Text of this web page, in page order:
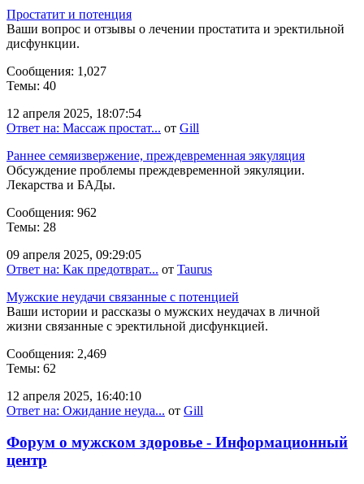
Простатит и потенция
Ваши вопрос и отзывы о лечении простатита и эректильной
дисфункции.
Сообщения: 1,027
Темы: 40
12 апреля 2025, 18:07:54
Ответ на: Массаж простат... от Gill
Раннее семяизвержение, преждевременная эякуляция
Обсуждение проблемы преждевременной эякуляции.
Лекарства и БАДы.
Сообщения: 962
Темы: 28
09 апреля 2025, 09:29:05
Ответ на: Как предотврат... от Taurus
Мужские неудачи связанные с потенцией
Ваши истории и рассказы о мужских неудачах в личной
жизни связанные с эректильной дисфункцией.
Сообщения: 2,469
Темы: 62
12 апреля 2025, 16:40:10
Ответ на: Ожидание неуда... от Gill
Форум о мужском здоровье - Информационный
центр